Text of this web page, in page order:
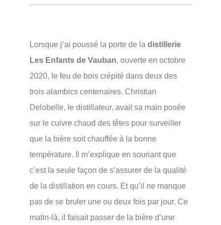
Lorsque j’ai poussé la porte de la distillerie
Les Enfants de Vauban, ouverte en octobre
2020, le feu de bois crépité dans deux des
trois alambics centenaires. Christian
Delobelle, le distillateur, avait sa main posée
sur le cuivre chaud des têtes pour surveiller
que la bière soit chauffée à la bonne
température. Il m’explique en souriant que
c’est la seule façon de s’assurer de la qualité
de la distillation en cours. Et qu’il ne manque
pas de se bruler une ou deux fois par jour. Ce
matin-là, il faisait passer de la bière d’une